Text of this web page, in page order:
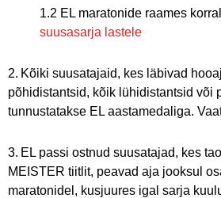
1.2 EL maratonide raames
suusasarja lastele
2. Kõiki suusatajaid, kes läbivad
põhidistantsid, kõik lühidistantsid või
tunnustatakse EL aastamedaliga.
3. EL passi ostnud suusatajad, kes
MEISTER tiitlit, peavad aja jooksul
maratonidel, kusjuures igal sarja